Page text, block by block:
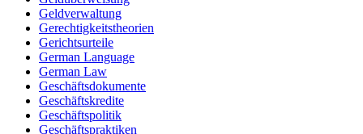
Geldverwaltung
Gerechtigkeitstheorien
Gerichtsurteile
German Language
German Law
Geschäftsdokumente
Geschäftskredite
Geschäftspolitik
Geschäftspraktiken